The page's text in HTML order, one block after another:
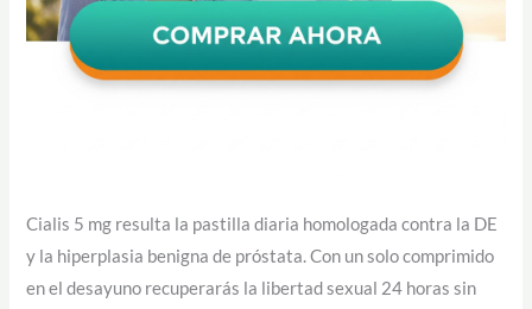
Cialis 5 mg resulta la pastilla diaria homologada contra la DE
y la hiperplasia benigna de próstata. Con un solo comprimido
en el desayuno recuperarás la libertad sexual 24 horas sin